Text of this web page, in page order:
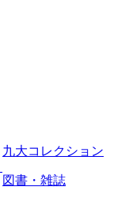
九大コレクション
図書・雑誌